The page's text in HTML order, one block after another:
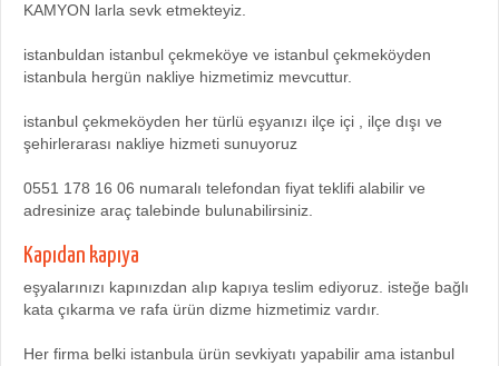
KAMYON larla sevk etmekteyiz.
istanbuldan istanbul çekmeköye ve istanbul çekmeköyden
istanbula hergün nakliye hizmetimiz mevcuttur.
istanbul çekmeköyden her türlü eşyanızı ilçe içi , ilçe dışı ve
şehirlerarası nakliye hizmeti sunuyoruz
0551 178 16 06 numaralı telefondan fiyat teklifi alabilir ve
adresinize araç talebinde bulunabilirsiniz.
Kapıdan kapıya
eşyalarınızı kapınızdan alıp kapıya teslim ediyoruz. isteğe bağlı
kata çıkarma ve rafa ürün dizme hizmetimiz vardır.
Her firma belki istanbula ürün sevkiyatı yapabilir ama istanbul